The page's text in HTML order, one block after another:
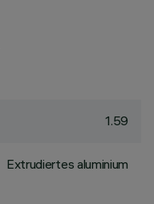
1.59
Extrudiertes aluminium